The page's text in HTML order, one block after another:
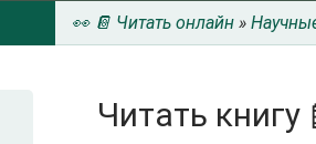
👀 📔 Читать онлайн »
Читать книгу